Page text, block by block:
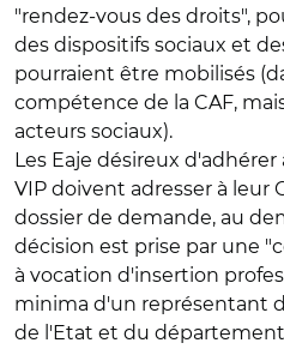
"rendez-vous des droits",
des dispositifs sociaux et
pourraient être mobilisés
compétence de la CAF,
acteurs sociaux).
Les Eaje désireux
VIP doivent adresser à leur
dossier de demande, au
décision est prise par une
à vocation d'insertion
minima d'un représentant
de l'Etat et du